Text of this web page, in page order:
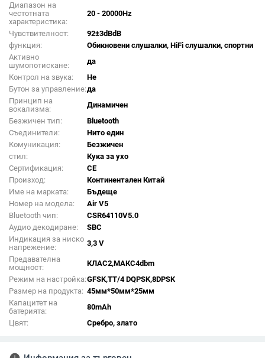
Диапазон на
честотната
характеристика:
20 - 20000Hz
Чувствителност:
92±3dBdB
функция:
Обикновени слушалки, HiFi слушалки, спортни
Активно
шумопотискане:
да
Контрол на звука:
Не
Бутон за управление:да
Принцип на
вокализма:
Динамичен
Безжичен тип:
Bluetooth
Съединители:
Нито един
Комуникация:
Безжичен
стил:
Кука за ухо
Сертификация:
CE
Произход:
Континентален Китай
Име на марката:
Бъдеще
Номер на модела:
Air V5
Bluetooth чип:
CSR64110V5.0
Аудио декодиране:
SBC
Индикация за ниско
напрежение:
3,3 V
Предавателна
мощност:
КЛАС2,МАКС4dbm
Режим на настройка:GFSK,TT/4 DQPSK,8DPSK
Размер на продукта: 45мм*50мм*25мм
Капацитет на
батерията:
80mAh
Цвят:
Сребро, злато